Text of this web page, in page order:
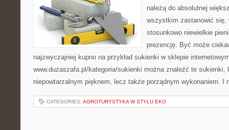
należą do absolutnej
wszystkim zastanowić się,
stosunkowo niewielkie
prezencję. Być może
najzwyczajniej kupno na przykład sukienki w sklepie
www.duzaszafa.pl/kategoria/sukienki można znaleźć te sukienki,
niepowtarzalnym pięknem, lecz także porządnym wykonaniem.
CATEGORIES: AGROTURYSTYKA W STYLU EKO